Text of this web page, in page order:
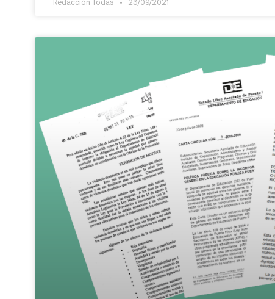
Redacción Todas 23/09/2021